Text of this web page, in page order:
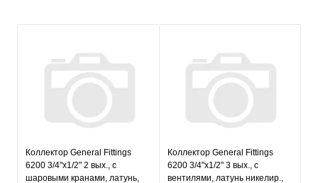
Коллектор General Fittings
6200 3/4"х1/2" 2 вых., c
шаровыми кранами, латунь,
Коллектор General Fittings
6200 3/4"х1/2" 3 вых., c
вентилями, латунь никелир.,